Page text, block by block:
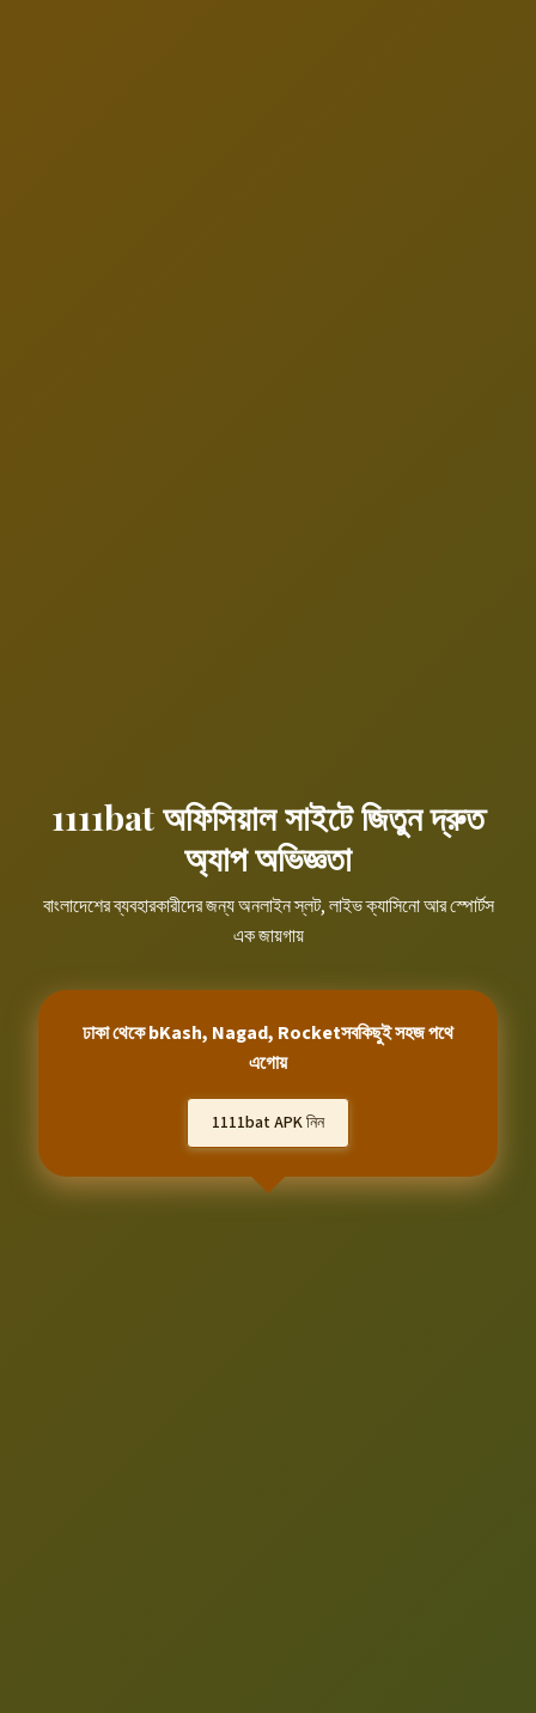
1111bat অফিসিয়াল সাইটে জিতুন দ্রুত
অ্যাপ অভিজ্ঞতা
বাংলাদেশের ব্যবহারকারীদের জন্য অনলাইন স্লট, লাইভ ক্যাসিনো আর স্পোর্টস
এক জায়গায়
ঢাকা থেকে bKash, Nagad, Rocketসবকিছুই সহজ পথে
এগোয়
1111bat APK নিন